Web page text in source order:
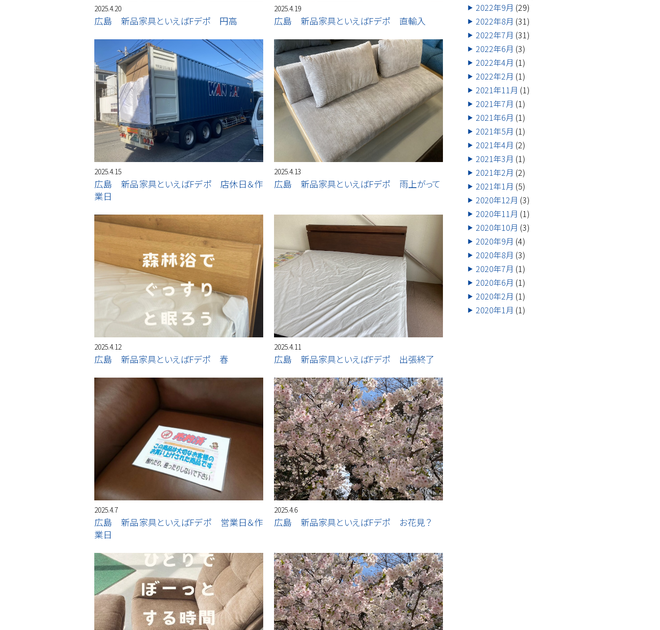
2025.4.20
広島 新品家具といえばFデポ 円高
2025.4.19
広島 新品家具といえばFデポ 直輸入
2025.4.15
広島 新品家具といえばFデポ 店休日＆作
業日
2025.4.13
広島 新品家具といえばFデポ 雨上がって
2025.4.12
広島 新品家具といえばFデポ 春
2025.4.11
広島 新品家具といえばFデポ 出張終了
2025.4.7
広島 新品家具といえばFデポ 営業日＆作
業日
2025.4.6
広島 新品家具といえばFデポ お花見？
2022年9月 (29)
2022年8月 (31)
2022年7月 (31)
2022年6月 (3)
2022年4月 (1)
2022年2月 (1)
2021年11月 (1)
2021年7月 (1)
2021年6月 (1)
2021年5月 (1)
2021年4月 (2)
2021年3月 (1)
2021年2月 (2)
2021年1月 (5)
2020年12月 (3)
2020年11月 (1)
2020年10月 (3)
2020年9月 (4)
2020年8月 (3)
2020年7月 (1)
2020年6月 (1)
2020年2月 (1)
2020年1月 (1)